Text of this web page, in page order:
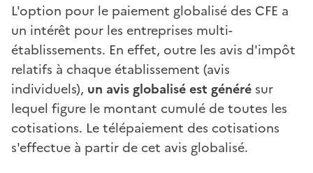
L'option pour le paiement globalisé des CFE a
un intérêt pour les entreprises multi-
établissements. En effet, outre les avis d'impôt
relatifs à chaque établissement (avis
individuels), un avis globalisé est généré sur
lequel figure le montant cumulé de toutes les
cotisations. Le télépaiement des cotisations
s'effectue à partir de cet avis globalisé.